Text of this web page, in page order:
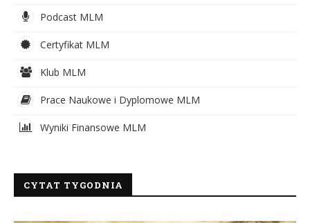
Podcast MLM
Certyfikat MLM
Klub MLM
Prace Naukowe i Dyplomowe MLM
Wyniki Finansowe MLM
CYTAT TYGODNIA